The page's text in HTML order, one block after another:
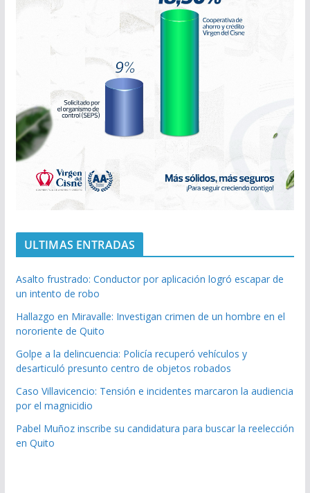
ULTIMAS ENTRADAS
Asalto frustrado: Conductor por aplicación logró escapar de
un intento de robo
Hallazgo en Miravalle: Investigan crimen de un hombre en el
nororiente de Quito
Golpe a la delincuencia: Policía recuperó vehículos y
desarticuló presunto centro de objetos robados
Caso Villavicencio: Tensión e incidentes marcaron la audiencia
por el magnicidio
Pabel Muñoz inscribe su candidatura para buscar la reelección
en Quito